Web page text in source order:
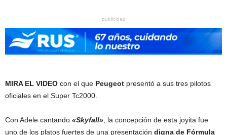
publicidad
MIRA EL VIDEO con el que Peugeot presentó a sus tres pilotos
oficiales en el Super Tc2000.
Con Adele cantando «Skyfall» , la concepción de esta joyita fue
uno de los platos fuertes de una presentación digna de Fórmula